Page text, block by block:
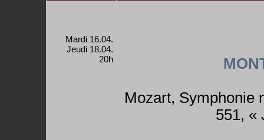
Mardi 16.04.
Jeudi 18.04.
20h
Mozart, Symphonie
551, «